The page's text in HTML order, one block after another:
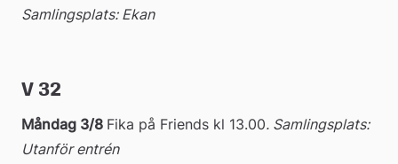
Samlingsplats: Ekan
V 32
Måndag 3/8 Fika på Friends kl 13.00. Samlingsplats:
Utanför entrén